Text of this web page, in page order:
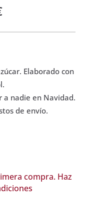
Elaborado con
a nadie en Navidad.
de envío.
compra. Haz